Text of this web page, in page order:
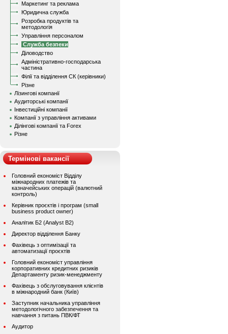
Маркетинг та реклама
Юридична служба
Розробка продуктів та
методологія
Управління персоналом
Служба безпеки
Діловодство
Адміністративно-господарська
частина
Філії та відділення СК (керівники)
Різне
Лізингові компанії
Аудиторські компанії
Інвестиційні компанії
Компанії з управління активами
Ділінгові компанії та Forex
Різне
Термінові вакансії
Головний економіст Відділу
міжнародних платежів та
казначейських операцій (валютний
контроль)
Керівник проєктів і програм (small
business product owner)
Аналітик Б2 (Analyst B2)
Директор відділення Банку
Фахівець з оптимізації та
автоматизації проєктів
Головний економіст управління
корпоративних кредитних ризиків
Департаменту ризик-менеджменту
Фахівець з обслуговування клієнтів
в міжнародний банк (Київ)
Заступник начальника управління
методологічного забезпечення та
навчання з питань ПВК/ФТ
Аудитор